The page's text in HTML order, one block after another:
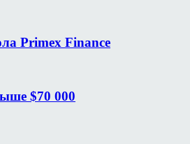
Primex Finance
$70 000